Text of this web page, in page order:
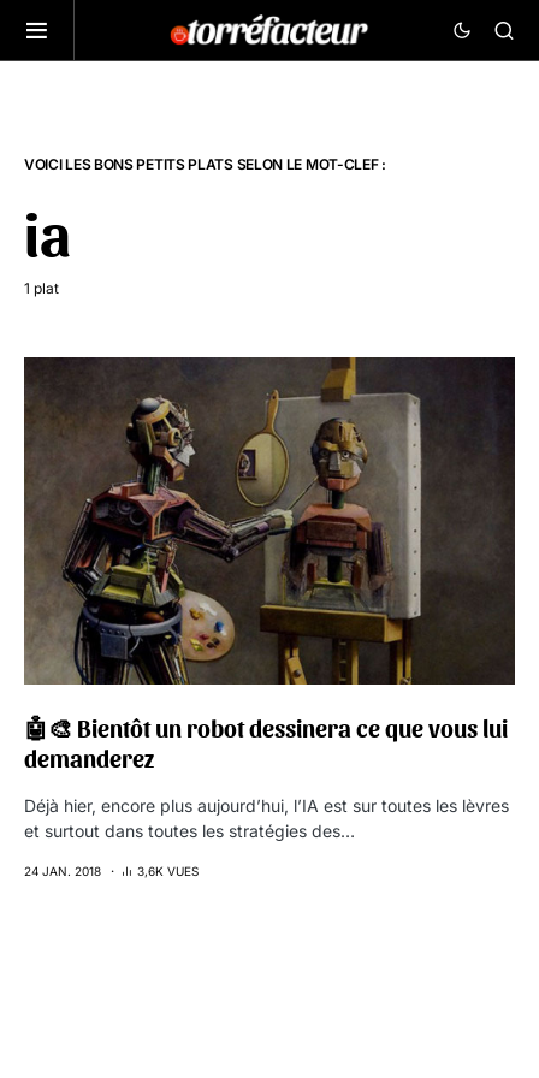
VOICI LES BONS PETITS PLATS SELON LE MOT-CLEF :
ia
1 plat
🤖🎨 Bientôt un robot dessinera ce que vous lui
demanderez
Déjà hier, encore plus aujourd’hui, l’IA est sur toutes les lèvres
et surtout dans toutes les stratégies des…
24 JAN. 2018 3,6K VUES